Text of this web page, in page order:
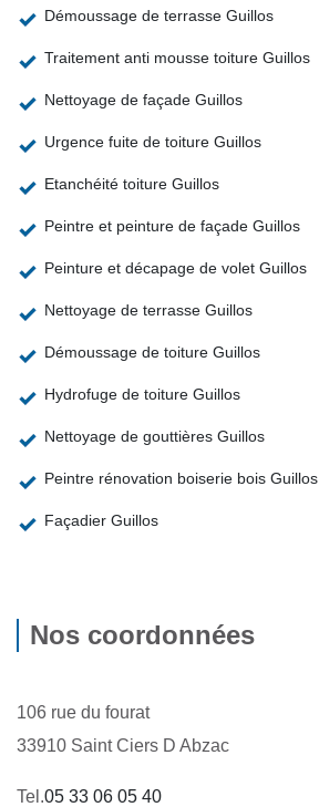
Démoussage de terrasse Guillos
Traitement anti mousse toiture Guillos
Nettoyage de façade Guillos
Urgence fuite de toiture Guillos
Etanchéité toiture Guillos
Peintre et peinture de façade Guillos
Peinture et décapage de volet Guillos
Nettoyage de terrasse Guillos
Démoussage de toiture Guillos
Hydrofuge de toiture Guillos
Nettoyage de gouttières Guillos
Peintre rénovation boiserie bois Guillos
Façadier Guillos
Nos coordonnées
106 rue du fourat
33910 Saint Ciers D Abzac
Tel.05 33 06 05 40